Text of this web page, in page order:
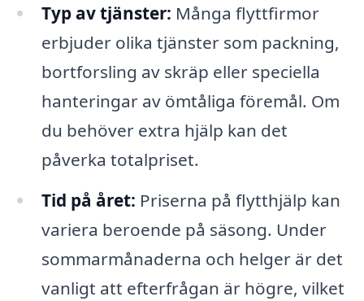
Typ av tjänster: Många flyttfirmor
erbjuder olika tjänster som packning,
bortforsling av skräp eller speciella
hanteringar av ömtåliga föremål. Om
du behöver extra hjälp kan det
påverka totalpriset.
Tid på året: Priserna på flytthjälp kan
variera beroende på säsong. Under
sommarmånaderna och helger är det
vanligt att efterfrågan är högre, vilket